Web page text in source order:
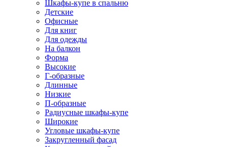
Шкафы-купе в спальню
Детские
Офисные
Для книг
Для одежды
На балкон
Форма
Высокие
Г-образные
Длинные
Низкие
П-образные
Радиусные шкафы-купе
Широкие
Угловые шкафы-купе
Закругленный фасад